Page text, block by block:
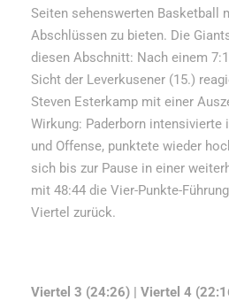
Seiten sehenswerten Basketball
Abschlüssen zu bieten. Die
diesen Abschnitt: Nach einem
Sicht der Leverkusener (15.)
Steven Esterkamp mit einer
Wirkung: Paderborn intensivierte
und Offense, punktete wieder
sich bis zur Pause in einer
mit 48:44 die Vier-Punkte-
Viertel zurück.
Viertel 3 (24:26) | Viertel 4